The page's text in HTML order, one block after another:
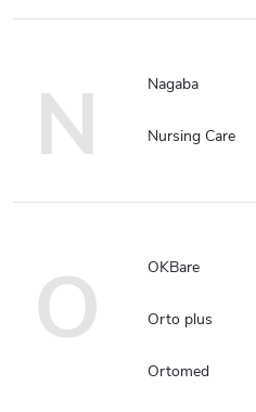
N Nagaba
Nursing Care
O OKBare
Orto plus
Ortomed